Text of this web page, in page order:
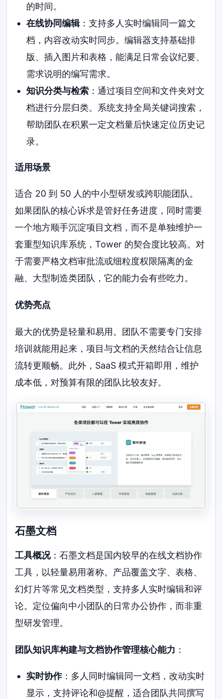
的时间。
在线协同编辑：支持多人实时编辑同一篇文
档，内容改动实时同步。编辑器支持基础排
版、插入图片和表格，能满足日常会议纪要、
需求说明的编写需求。
知识分类与检索：通过项目空间和文件夹对文
档进行分层归类。系统支持全局关键词搜索，
帮助团队在积累一定文档量后快速定位历史记
录。
适用场景
适合 20 到 50 人的中小型研发或跨职能团队。
如果团队的核心诉求是管好任务进度，同时需要
一个地方顺手沉淀项目文档，而不是单独维护一
套重型知识库系统，Tower 的契合度比较高。对
于需要严格文档审批流或细粒度权限隔离的金
融、大型制造类团队，它的能力会有些吃力。
优势亮点
最大的优势是轻量和易用。团队不需要专门安排
培训就能用起来，项目与文档的天然结合让信息
流转更顺畅。此外，SaaS 模式开箱即用，维护
成本低，对预算有限的团队比较友好。
石墨文档
工具概况：石墨文档是国内较早的在线文档协作
工具，以轻量易用著称。产品覆盖文字、表格、
幻灯片等常见文档类型，支持多人实时编辑和评
论。定位偏向中小团队的日常办公协作，而非重
型研发管理。
团队知识库构建与文档协作管理核心能力 ：
实时协作：多人同时编辑同一文档，改动实时
显示，支持评论和@提醒，适合团队共同撰写